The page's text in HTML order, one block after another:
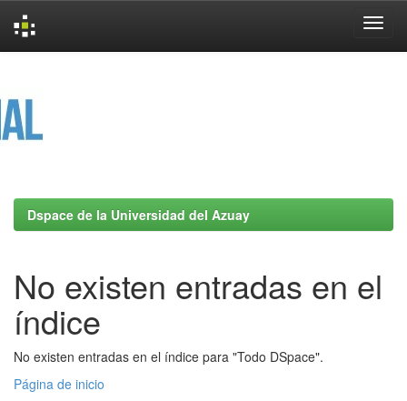
Dspace de la Universidad del Azuay
No existen entradas en el
índice
No existen entradas en el índice para "Todo DSpace".
Página de inicio